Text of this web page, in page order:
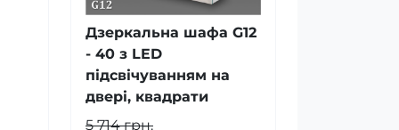
Дзеркальна шафа G12
- 40 з LED
підсвічуванням на
двері, квадрати
5 714 грн.